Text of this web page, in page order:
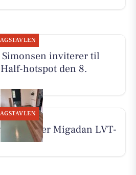
Simonsen inviterer til
hotspot den 8.
monterer Migadan LVT-